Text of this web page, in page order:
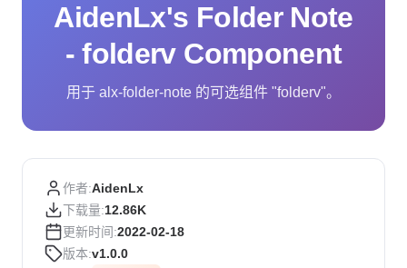
AidenLx's Folder Note
- folderv Component
用于 alx-folder-note 的可选组件 "folderv"。
作者:AidenLx
下载量:12.86K
更新时间:2022-02-18
版本:v1.0.0